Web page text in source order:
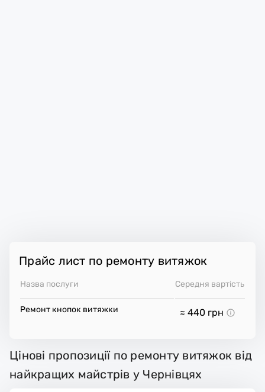
Прайс лист по ремонту витяжок
Назва послуги Середня вартість
Ремонт кнопок витяжки ≈ 440 грн
Цінові пропозиції по ремонту витяжок від
найкращих майстрів у Чернівцях